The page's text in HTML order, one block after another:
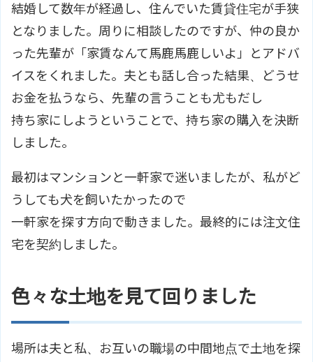
結婚して数年が経過し、住んでいた賃貸住宅が手狭
となりました。周りに相談したのですが、仲の良か
った先輩が「家賃なんて馬鹿馬鹿しいよ」とアドバ
イスをくれました。夫とも話し合った結果、どうせ
お金を払うなら、先輩の言うことも尤もだし
持ち家にしようということで、持ち家の購入を決断
しました。
最初はマンションと一軒家で迷いましたが、私がど
うしても犬を飼いたかったので
一軒家を探す方向で動きました。最終的には注文住
宅を契約しました。
色々な土地を見て回りました
場所は夫と私、お互いの職場の中間地点で土地を探